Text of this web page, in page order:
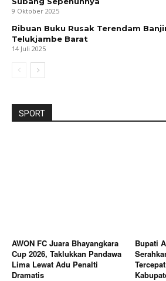
9 Oktober 2025
Ribuan Buku Rusak Terendam
Telukjambe Barat
14 Juli 2025
SPORT
AWON FC Juara Bhayangkara
Cup 2026, Taklukkan Pandawa
Lima Lewat Adu Penalti
Dramatis
Bupati